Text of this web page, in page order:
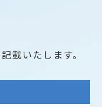
載いたします。